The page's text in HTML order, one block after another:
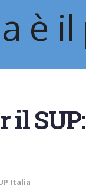
il SUP:
Italia